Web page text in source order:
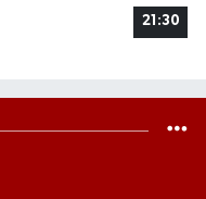
21:30